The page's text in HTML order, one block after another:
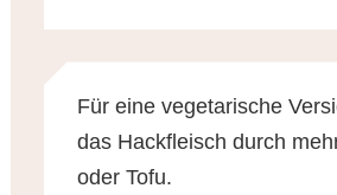
Für eine vegetarische
das Hackfleisch durch
oder Tofu.